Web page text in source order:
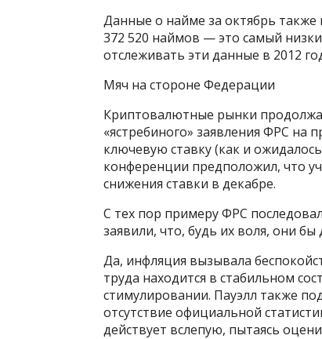
Данные о найме за октябрь также
372 520 наймов — это самый
отслеживать эти данные в 2012
Мяч на стороне Федерации
Криптовалютные рынки
«ястребиного» заявления ФРС на
ключевую ставку (как и
конференции предположил, что
снижения ставки в декабре.
С тех пор примеру ФРС
заявили, что, будь их воля, они
Да, инфляция вызывала
труда находится в стабильном
стимулировании. Пауэлл также
отсутствие официальной
действует вслепую, пытаясь